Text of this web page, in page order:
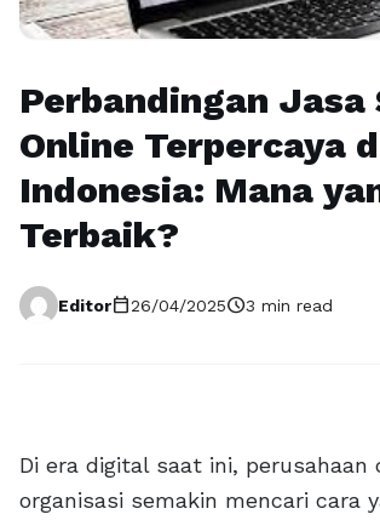
Perbandingan Jasa
Online Terpercaya
Indonesia: Mana
Terbaik?
Editorcalendar_today26/04/2025schedule3 min read
Di era digital saat ini, perusahaan
organisasi semakin mencari cara